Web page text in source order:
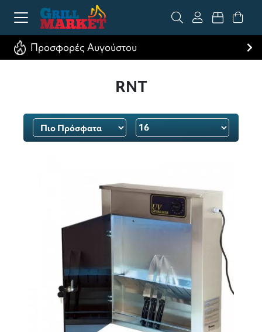
Προσφορές Αυγούστου
RNT